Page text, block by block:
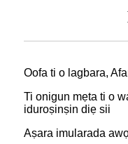
Oofa ti o lagbara,
Ti onigun mẹta ti o
iduroṣinṣin diẹ sii
Aṣara imularada